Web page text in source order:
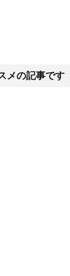
メの記事です